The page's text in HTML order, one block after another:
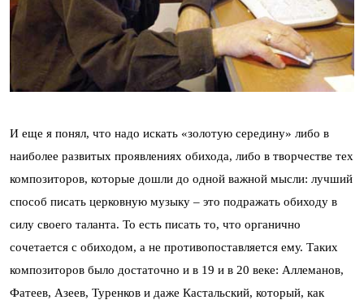
И еще я понял, что надо искать «золотую середину» либо в
наиболее развитых проявлениях обихода, либо в творчестве тех
композиторов, которые дошли до одной важной мысли: лучший
способ писать церковную музыку – это подражать обиходу в
силу своего таланта. То есть писать то, что органично
сочетается с обиходом, а не противопоставляется ему. Таких
композиторов было достаточно и в 19 и в 20 веке: Аллеманов,
Фатеев, Азеев, Туренков и даже Кастальский, который, как